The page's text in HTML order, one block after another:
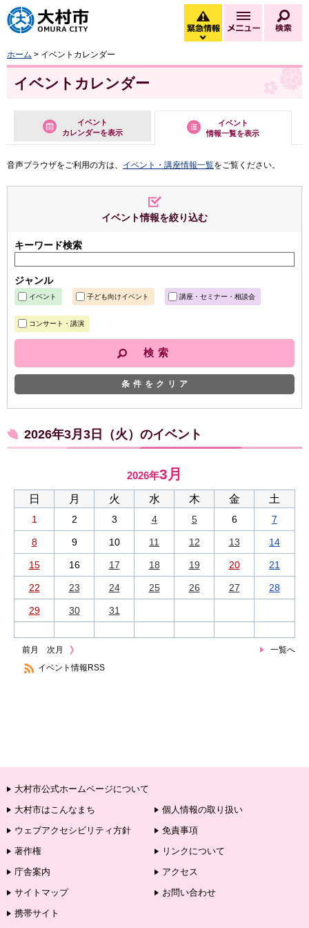
大村市
緊急情報
緊急情報を開く
メニュー
ホーム > イベントカレンダー
イベントカレンダー
イベント
カレンダーを表示
イベント
情報一覧を表示
音声ブラウザをご利用の方は、 イベント・講座情報一覧をご覧ください。
イベント情報を絞り込む
キーワード検索
ジャンル
イベント 子ども向けイベント 講座・セミナー・相談会
コンサート・講演
条件をクリア
2026年3月3日（火）のイベント
2026年3月
日 月 火 水 木 金 土
1 2 3 4 5 6 7
8 9 10 11 12 13 14
15 16 17 18 19 20 21
22 23 24 25 26 27 28
29 30 31
前月 一覧へ
次月
イベント情報RSS
大村市公式ホームページについて
大村市はこんなまち
個人情報の取り扱い
ウェブアクセシビリティ方針
免責事項
著作権
リンクについて
庁舎案内
アクセス
サイトマップ
お問い合わせ
携帯サイト